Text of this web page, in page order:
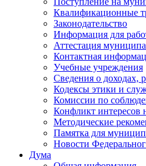
Квалификационные
Законодательство
Информация для
Аттестация
Контактная
Учебные учреждения
Сведения о доходах,
Кодексы этики и
Комиссии по
Конфликт интересов
Методические
Памятка для
Новости
Дума